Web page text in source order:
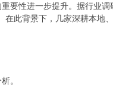
要性进一步提升。据行业调
在此背景下，几家深耕本地
。